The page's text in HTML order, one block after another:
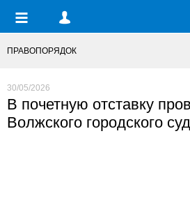
ПРАВОПОРЯДОК
30/05/2026
В почетную отставку
Волжского городского